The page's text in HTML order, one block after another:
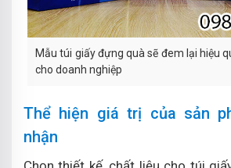
Mẫu túi giấy đựng quà sẽ đem lại hiệu
cho doanh nghiệp
Thể hiện giá trị của sản
nhận